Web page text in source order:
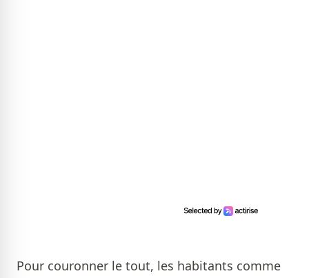
Pour couronner le tout, les habitants comme